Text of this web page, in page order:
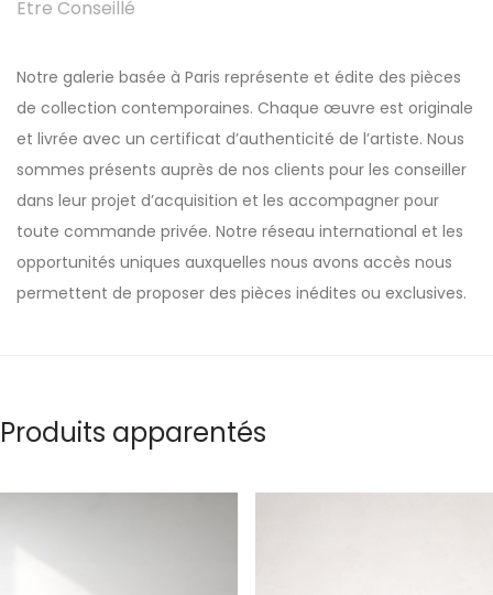
Etre Conseillé
Notre galerie basée à Paris représente et édite des pièces
de collection contemporaines. Chaque œuvre est originale
et livrée avec un certificat d’authenticité de l’artiste. Nous
sommes présents auprès de nos clients pour les conseiller
dans leur projet d’acquisition et les accompagner pour
toute commande privée. Notre réseau international et les
opportunités uniques auxquelles nous avons accès nous
permettent de proposer des pièces inédites ou exclusives.
Produits apparentés